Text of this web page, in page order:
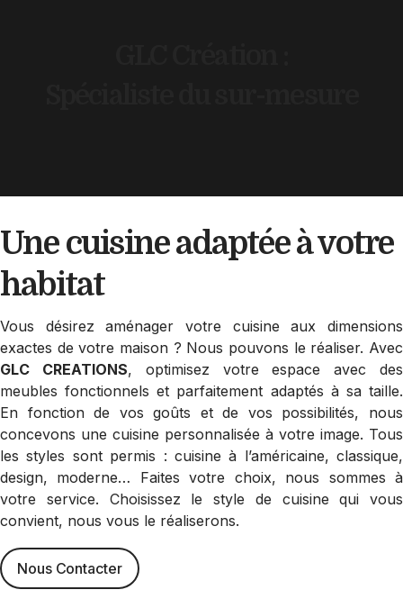
Une cuisine adaptéeà votre
habitat
Vous désirez aménager votre cuisine aux dimensions
exactes de votre maison ? Nous pouvons le réaliser. Avec
GLC CREATIONS, optimisez votre espace avec des
meubles fonctionnels et parfaitement adaptés à sa taille.
En fonction de vos goûts et de vos possibilités, nous
concevons une cuisine personnalisée à votre image. Tous
les styles sont permis : cuisine à l’américaine, classique,
design, moderne… Faites votre choix, nous sommes à
votre service. Choisissez le style de cuisine qui vous
convient, nous vous le réaliserons.
Nous Contacter